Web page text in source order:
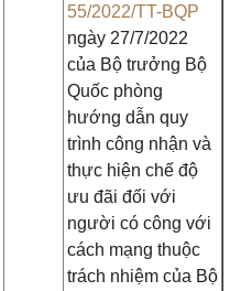
55/2022/TT-BQP
ngày 27/7/2022
của Bộ trưởng Bộ
Quốc phòng
hướng dẫn quy
trình công nhận và
thực hiện chế độ
ưu đãi đối với
người có công với
cách mạng thuộc
trách nhiệm của Bộ